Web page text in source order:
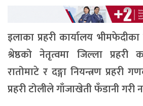
इलाका प्रहरी कार्यालय भीमफेदीका
श्रेष्ठको नेतृत्वमा जिल्ला प्रहरी
रातोमाटे र दङ्गा नियन्त्रण प्रहरी
प्रहरी टोलीले गाँजाखेती फँडानी गरी